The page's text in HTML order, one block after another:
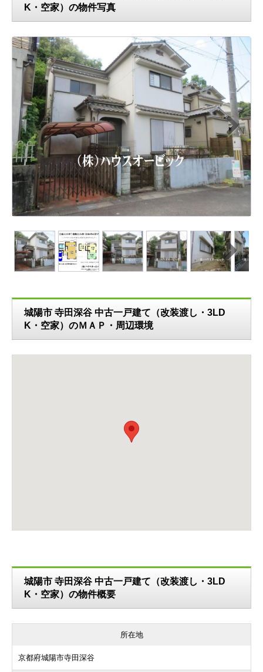
K・空家）の物件写真
N
ext
N
ext
城陽市 寺田深谷 中古一戸建て（改装渡し・3LD
K・空家）のＭＡＰ・周辺環境
城陽市 寺田深谷 中古一戸建て（改装渡し・3LD
K・空家）の物件概要
所在地
京都府城陽市寺田深谷